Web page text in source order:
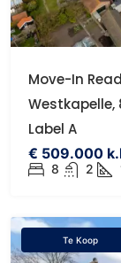
Move-In
Westkapelle,
Label A
€ 509.000
8 2
Te Koop